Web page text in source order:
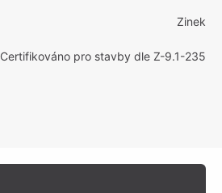
Zinek
Certifikováno pro stavby dle Z-9.1-235